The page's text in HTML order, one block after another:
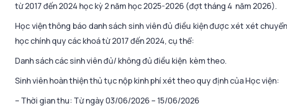
từ 2017 đến 2024 học kỳ 2 năm học 2025-2026 (đợt tháng 4 năm 2026).
Học viện thông báo danh sách sinh viên đủ điều kiện được xét xét
học chính quy các khoá từ 2017 đến 2024, cụ thể:
Danh sách các sinh viên đủ/ không đủ điều kiện kèm theo.
Sinh viên hoàn thiện thủ tục nộp kinh phí xét theo quy định của Học viện:
– Thời gian thu: Từ ngày 03/06/2026 – 15/06/2026